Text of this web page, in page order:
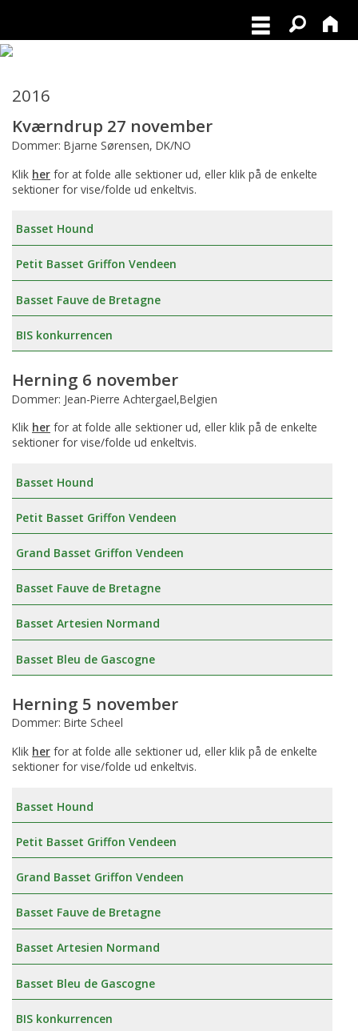
2016
Kværndrup 27 november
Dommer: Bjarne Sørensen, DK/NO
Klik her for at folde alle sektioner ud, eller klik på de enkelte
sektioner for vise/folde ud enkeltvis.
Basset Hound
Petit Basset Griffon Vendeen
Basset Fauve de Bretagne
BIS konkurrencen
Herning 6 november
Dommer: Jean-Pierre Achtergael,Belgien
Klik her for at folde alle sektioner ud, eller klik på de enkelte
sektioner for vise/folde ud enkeltvis.
Basset Hound
Petit Basset Griffon Vendeen
Grand Basset Griffon Vendeen
Basset Fauve de Bretagne
Basset Artesien Normand
Basset Bleu de Gascogne
Herning 5 november
Dommer: Birte Scheel
Klik her for at folde alle sektioner ud, eller klik på de enkelte
sektioner for vise/folde ud enkeltvis.
Basset Hound
Petit Basset Griffon Vendeen
Grand Basset Griffon Vendeen
Basset Fauve de Bretagne
Basset Artesien Normand
Basset Bleu de Gascogne
BIS konkurrencen